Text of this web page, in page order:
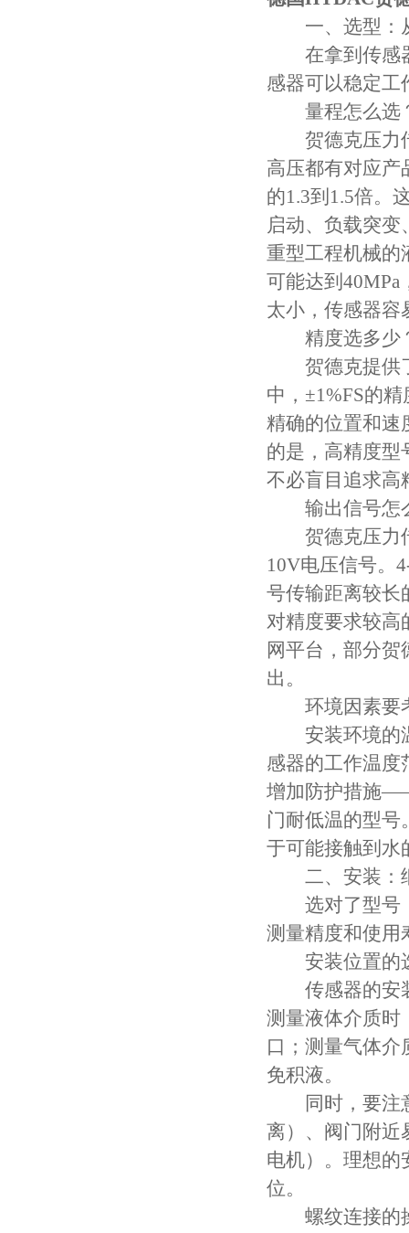
一、选型：从
在拿到传感器
感器可以稳定工
量程怎么选
贺德克压力传
高压都有对应产
的1.3到1.5倍。
启动、负载突
重型工程机械的
可能达到40MPa
太小，传感器容
精度选多少
贺德克提供了
中，±1%FS的
精确的位置和速
的是，高精度型
不必盲目追求高
输出信号怎
贺德克压力传
10V电压信号。
号传输距离较长
对精度要求较高
网平台，部分贺
出。
环境因素要
安装环境的温
感器的工作温
增加防护措施
门耐低温的型号
于可能接触到水
二、安装：
选对了型号，
测量精度和使用
安装位置的
传感器的安装
测量液体介质时
口；测量气体
免积液。
同时，要注意
离）、阀门附近
电机）。理想的
位。
螺纹连接的